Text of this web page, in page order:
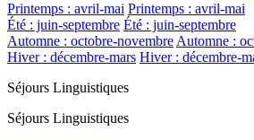
Printemps : avril-mai Printemps : avril-mai
Été : juin-septembre Été : juin-septembre
Automne : octobre-novembreAutomne :
Hiver : décembre-mars Hiver : décembre-
Séjours Linguistiques
Séjours Linguistiques